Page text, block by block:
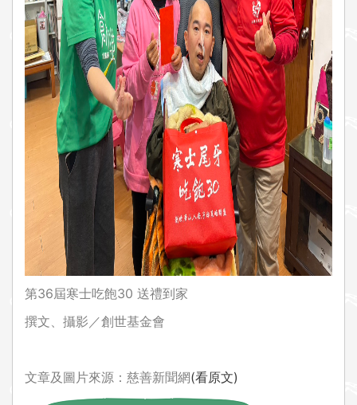
第36屆寒士吃飽30 送禮到家
撰文、攝影／創世基金會
文章及圖片來源：慈善新聞網(看原文)